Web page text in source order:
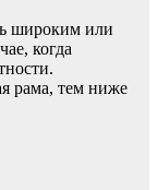
широким или
когда
рама, тем ниже